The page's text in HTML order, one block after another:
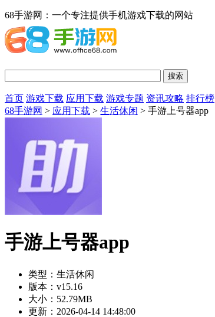
68手游网：一个专注提供手机游戏下载的网站
首页 游戏下载 应用下载 游戏专题 资讯攻略 排行榜
68手游网 > 应用下载 > 生活休闲 > 手游上号器app
手游上号器app
类型： 生活休闲
版本： v15.16
大小： 52.79MB
更新： 2026-04-14 14:48:00